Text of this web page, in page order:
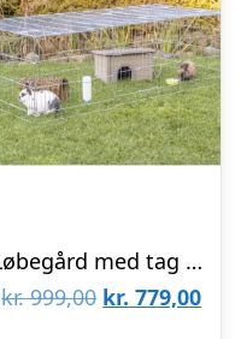
Løbegård med tag til gnavere, 144 x 116 x 58 cm
kr.999,00 Den
kr. 779,00Den